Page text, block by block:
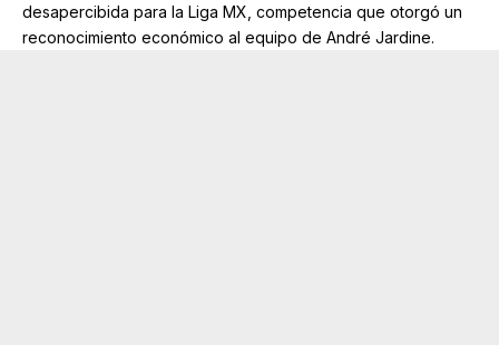
desapercibida para la Liga MX, competencia que otorgó un
reconocimiento económico al equipo de André Jardine.